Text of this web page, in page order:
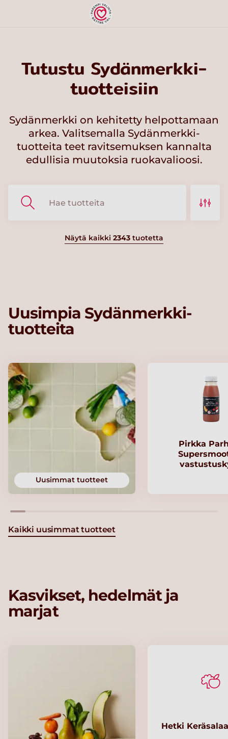
Tutustu Sydänmerkki-
tuotteisiin
Sydänmerkki on kehitetty helpottamaan
arkea. Valitsemalla Sydänmerkki-
tuotteita teet ravitsemuksen kannalta
edullisia muutoksia ruokavalioosi.
Näytä kaikki 2343 tuotetta
Uusimpia Sydänmerkki-
tuotteita
Uusimmat tuotteet
Pirkka
Kaikki uusimmat tuotteet
Kasvikset, hedelmät ja
marjat
Hetki